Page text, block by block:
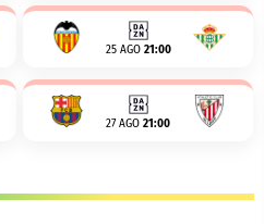
25 AGO 21:00
27 AGO 21:00